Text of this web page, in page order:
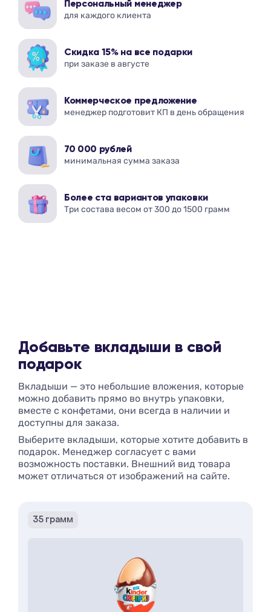
Персональный менеджер
для каждого клиента
Скидка 15% на все подарки
при заказе в августе
Коммерческое предложение
менеджер подготовит КП в день обращения
70 000 рублей
минимальная сумма заказа
Более ста вариантов упаковки
Три состава весом от 300 до 1500 грамм
Добавьте вкладыши в свой
подарок
Вкладыши — это небольшие вложения, которые
можно добавить прямо во внутрь упаковки,
вместе с конфетами, они всегда в наличии и
доступны для заказа.
Выберите вкладыши, которые хотите добавить в
подарок. Менеджер согласует с вами
возможность поставки. Внешний вид товара
может отличаться от изображений на сайте.
35 грамм